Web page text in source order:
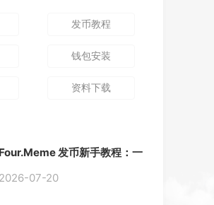
发币教程
钱包安装
资料下载
Four.Meme 发币新手教程：一
动踩坑
2026-07-20